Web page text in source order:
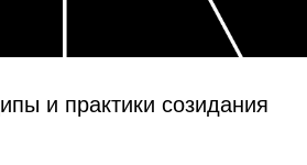
и практики созидания